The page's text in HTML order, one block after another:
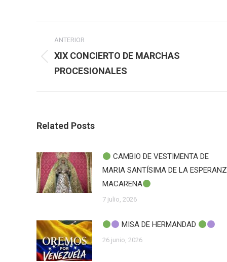
entre
publicaciones
ANTERIOR
anterior:
XIX CONCIERTO DE MARCHAS
PROCESIONALES
Related Posts
CAMBIO DE VESTIMENTA DE
MARIA SANTÍSIMA DE LA
MACARENA
7 julio, 2026
MISA DE HERMANDAD
26 junio, 2026